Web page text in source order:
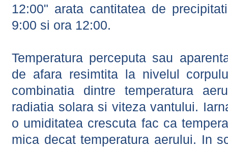
12:00" arata cantitatea de
9:00 si ora 12:00.
Temperatura perceputa sau
de afara resimtita la nivelul
combinatia dintre temperatura
radiatia solara si viteza vantului.
o umiditatea crescuta fac ca
mica decat temperatura aerului. In